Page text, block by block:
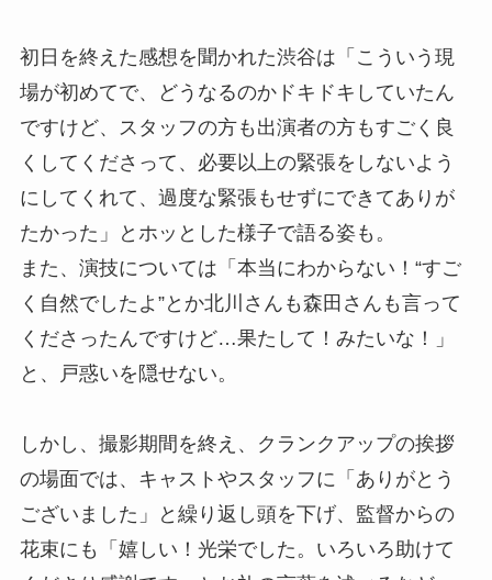
初日を終えた感想を聞かれた渋谷は「こういう現
場が初めてで、どうなるのかドキドキしていたん
ですけど、スタッフの方も出演者の方もすごく良
くしてくださって、必要以上の緊張をしないよう
にしてくれて、過度な緊張もせずにできてありが
たかった」とホッとした様子で語る姿も。
また、演技については「本当にわからない！“すご
く自然でしたよ”とか北川さんも森田さんも言って
くださったんですけど…果たして！みたいな！」
と、戸惑いを隠せない。
しかし、撮影期間を終え、クランクアップの挨拶
の場面では、キャストやスタッフに「ありがとう
ございました」と繰り返し頭を下げ、監督からの
花束にも「嬉しい！光栄でした。いろいろ助けて